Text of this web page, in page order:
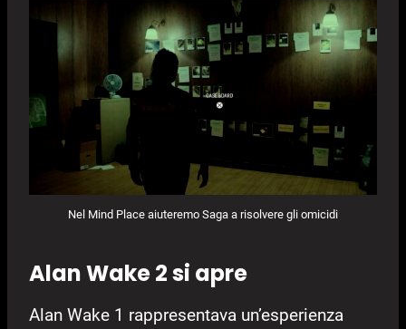
Nel Mind Place aiuteremo Saga a risolvere gli omicidi
Alan Wake 2 si apre
Alan Wake 1 rappresentava un’esperienza